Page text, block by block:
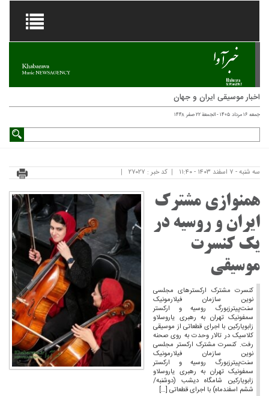
اخبار موسیقی ایران و جهان
جمعه ۱۶ مرداد ۱۴۰۵ - الجمعة ۲۲ صفر ۱۴۴۸
سه شنبه - ۷ اسفند ۱۴۰۳ - ۱۱:۴۰ کد خبر : ۲۷۰۲۷
همنوازی مشترک
ایران و روسیه در
یک کنسرت
موسیقی
کنسرت مشترک ارکسترهای مجلسی
نوین سازمان فیلارمونیک
سنت‌پیترزبورگ روسیه و ارکستر
سمفونیک تهران به رهبری یاروسلاو
زابویارکین با اجرای قطعاتی از موسیقی
کلاسیک در تالار وحدت به روی صحنه
رفت. کنسرت مشترک ارکستر مجلسی
نوین سازمان فیلارمونیک
سنت‌پیترزبورگ روسیه و ارکستر
سمفونیک تهران به رهبری یاروسلاو
زابویارکین شامگاه دیشب (دوشنبه/
ششم اسفندماه) با اجرای قطعاتی […]